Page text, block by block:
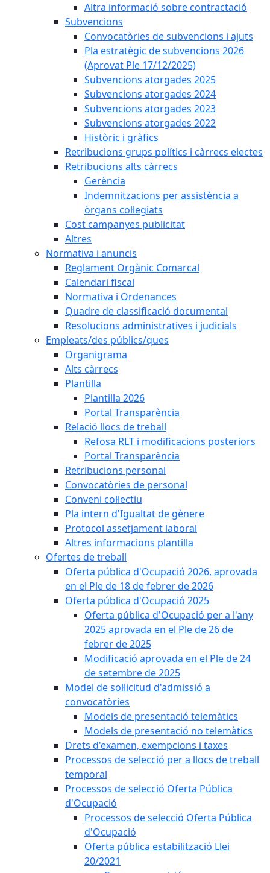
Altra informació sobre contractació
Subvencions
Convocatòries de subvencions i ajuts
Pla estratègic de subvencions 2026
(Aprovat Ple 17/12/2025)
Subvencions atorgades 2025
Subvencions atorgades 2024
Subvencions atorgades 2023
Subvencions atorgades 2022
Històric i gràfics
Retribucions grups polítics i càrrecs electes
Retribucions alts càrrecs
Gerència
Indemnitzacions per assistència a
òrgans col·legiats
Cost campanyes publicitat
Altres
Normativa i anuncis
Reglament Orgànic Comarcal
Calendari fiscal
Normativa i Ordenances
Quadre de classificació documental
Resolucions administratives i judicials
Empleats/des públics/ques
Organigrama
Alts càrrecs
Plantilla
Plantilla 2026
Portal Transparència
Relació llocs de treball
Refosa RLT i modificacions posteriors
Portal Transparència
Retribucions personal
Convocatòries de personal
Conveni col·lectiu
Pla intern d'Igualtat de gènere
Protocol assetjament laboral
Altres informacions plantilla
Ofertes de treball
Oferta pública d'Ocupació 2026, aprovada
en el Ple de 18 de febrer de 2026
Oferta pública d'Ocupació 2025
Oferta pública d'Ocupació per a l'any
2025 aprovada en el Ple de 26 de
febrer de 2025
Modificació aprovada en el Ple de 24
de setembre de 2025
Model de sol·licitud d'admissió a
convocatòries
Models de presentació telemàtics
Models de presentació no telemàtics
Drets d'examen, exempcions i taxes
Processos de selecció per a llocs de treball
temporal
Processos de selecció Oferta Pública
d'Ocupació
Processos de selecció Oferta Pública
d'Ocupació
Oferta pública estabilització Llei
20/2021